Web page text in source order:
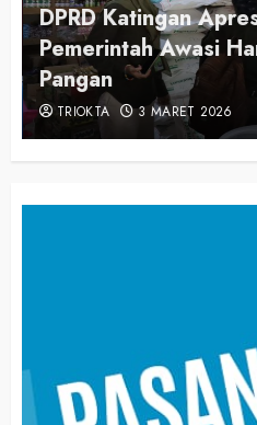
DPRD Katingan
Pemerintah Awasi
Pangan
TRIOKTA 3 MARET 2026